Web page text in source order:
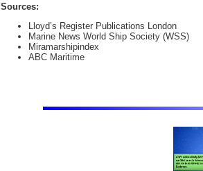
Sources:
Lloyd’s Register Publications London
Marine News World Ship Society (WSS)
Miramarshipindex
ABC Maritime